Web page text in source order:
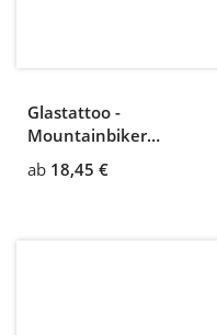
Glastattoo -
Mountainbiker
Mountainbike Trail
ab 18,45 €